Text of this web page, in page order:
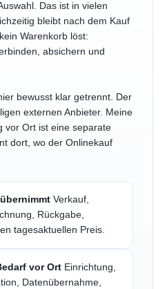
Das ist in vielen
bleibt nach dem Kauf
Warenkorb löst:
absichern und
bewusst klar getrennt. Der
externen Anbieter. Meine
vor Ort ist eine separate
dort, wo der Onlinekauf
Verkauf,
Rückgabe,
tagesaktuellen Preis.
vor Ort Einrichtung,
Datenübernahme,